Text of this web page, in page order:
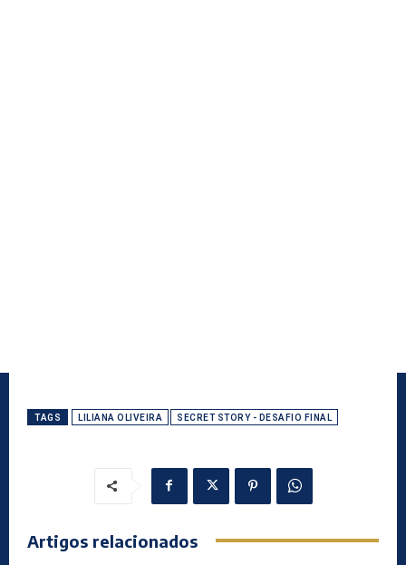
TAGS LILIANA OLIVEIRA SECRET STORY - DESAFIO FINAL
Artigos relacionados